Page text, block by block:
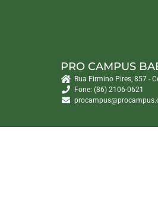
PRO CAMPUS
Rua Firmino Pires, 857 -
Fone: (86) 2106-0621